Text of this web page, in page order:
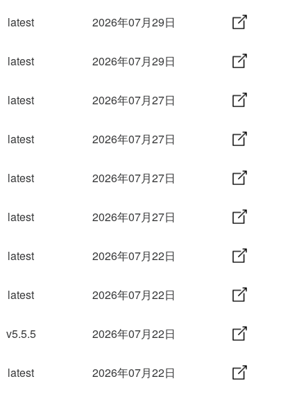
latest 2026年07月29日
latest 2026年07月29日
latest 2026年07月27日
latest 2026年07月27日
latest 2026年07月27日
latest 2026年07月27日
latest 2026年07月22日
latest 2026年07月22日
v5.5.5 2026年07月22日
latest 2026年07月22日